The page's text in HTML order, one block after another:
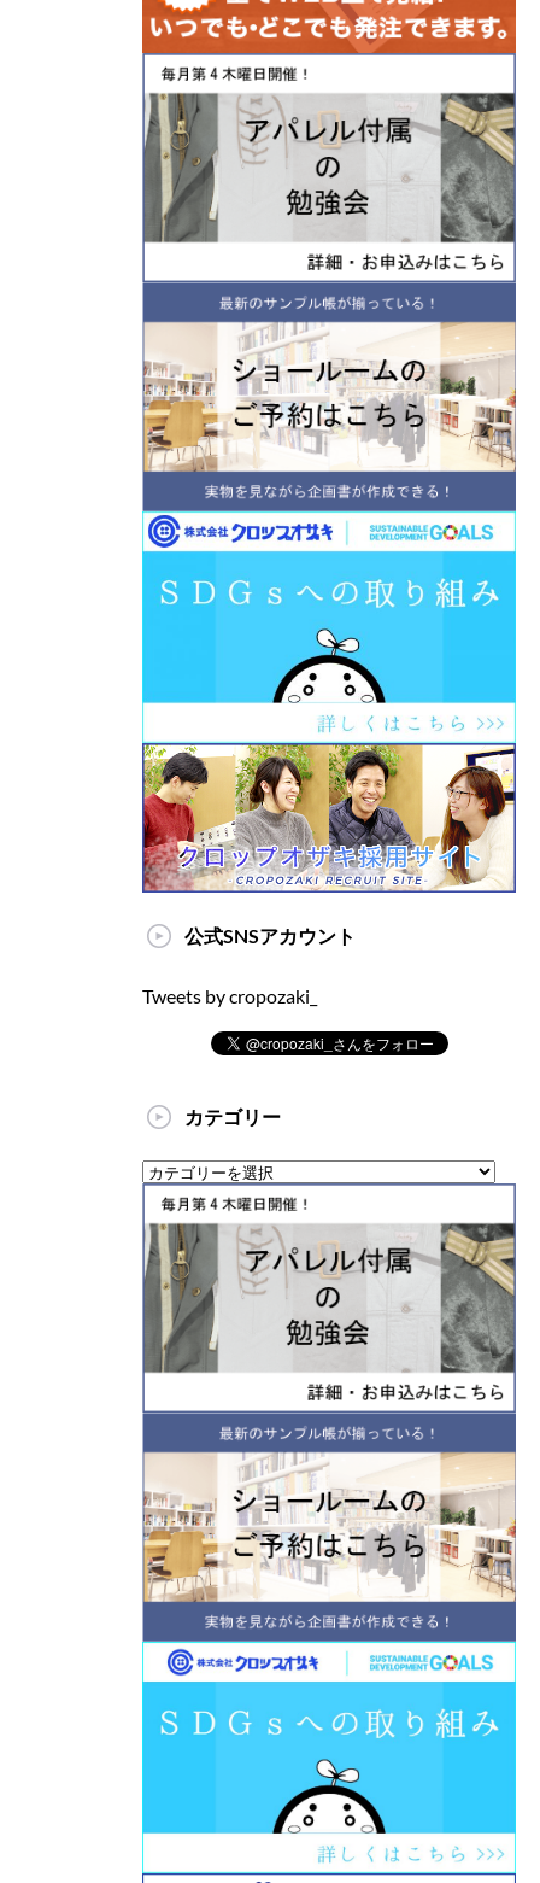
公式SNSアカウント
Tweets by cropozaki_
カテゴリー